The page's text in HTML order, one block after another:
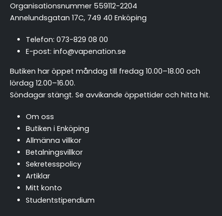
Organisationsnummer 559112-2204
Annelundsgatan 17C, 749 40 Enköping
Telefon: 073-829 08 00
E-post: info@vapenation.se
Butiken har öppet måndag till fredag 10.00–18.00 och
lördag 12.00–16.00.
Söndagar stängt. Se avvikande öppettider och hitta hit.
Om oss
Butiken i Enköping
Allmänna villkor
Betalningsvillkor
Sekretesspolicy
Artiklar
Mitt konto
Studentstipendium